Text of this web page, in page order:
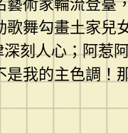
舞勾畫土家
刻人心；阿
我的主色調